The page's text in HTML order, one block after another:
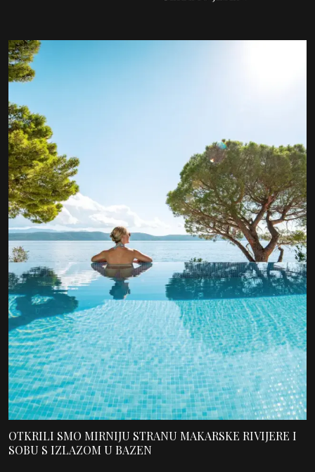
OTKRILI SMO MIRNIJU STRANU MAKARSKE RIVIJERE I
SOBU S IZLAZOM U BAZEN